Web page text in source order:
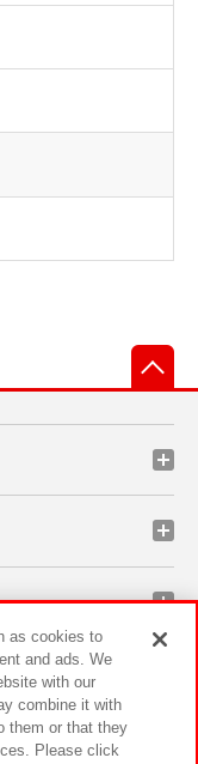
as cookies to
and ads. We
with our
combine it with
them or that they
Please click